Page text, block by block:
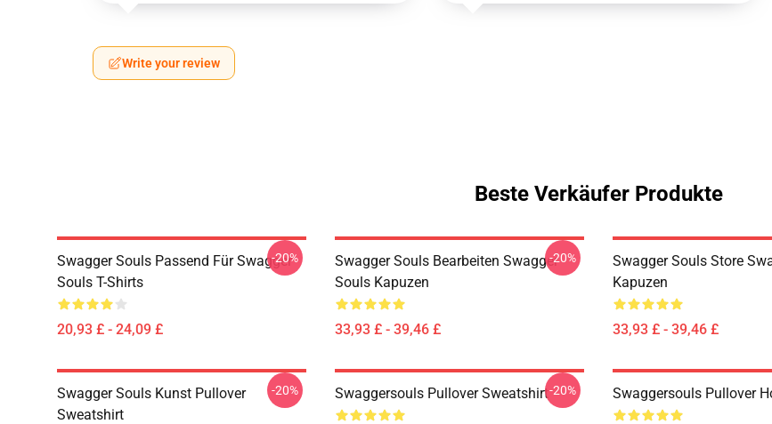
Write your review
Beste Verkäufer Produkte
Swagger Souls Passend Für Swagger
Souls T-Shirts
20,93 £ - 24,09 £
-20%
Swagger Souls Bearbeiten Swagger
Souls Kapuzen
33,93 £ - 39,46 £
-20%
Swagger Souls Store
Kapuzen
33,93 £ - 39,46 £
Swagger Souls Kunst Pullover
Sweatshirt
-20% Swaggersouls Pullover Sweatshirt-20% Swaggersouls Pullover